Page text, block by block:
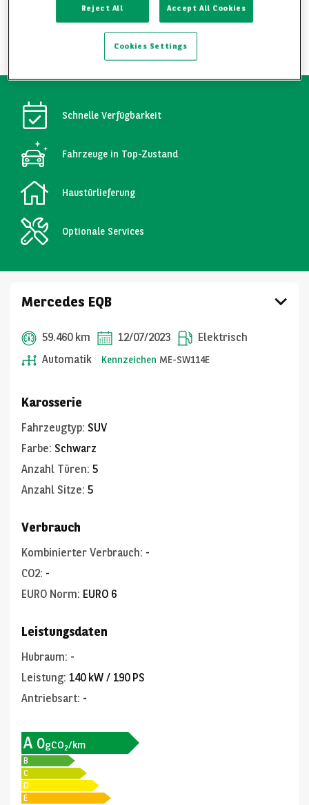
WEITERE DETAILS ANFRAGEN
FAHRZEUG MERKEN
Schnelle Verfügbarkeit
Fahrzeuge in Top-Zustand
Haustürlieferung
Optionale Services
Mercedes EQB
59.460 km 12/07/2023
Elektrisch
Automatik
Kennzeichen ME-SW114E
Karosserie
Fahrzeugtyp: SUV
Farbe: Schwarz
Anzahl Türen: 5
Anzahl Sitze: 5
Verbrauch
Kombinierter Verbrauch: -
CO2: -
EURO Norm: EURO 6
Leistungsdaten
Hubraum: -
Leistung: 140 kW / 190 PS
Antriebsart: -
A 0gCO2/km
B
C
D
E
Reject All Accept All Cookies
Cookies Settings